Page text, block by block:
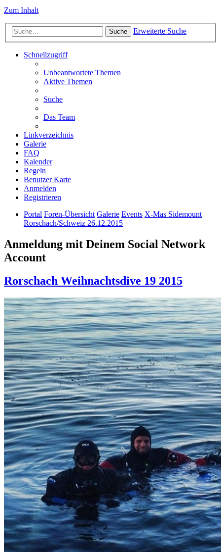
Zum Inhalt
Suche Erweiterte Suche
Schnellzugriff
Unbeantwortete Themen
Aktive Themen
Suche
Das Team
Linkverzeichnis
Galerie
FAQ
Kalender
Regeln
Benutzer Karte
Anmelden
Registrieren
Portal Foren-Übersicht Galerie Events X-Mas Sidemount
Rorschach/Schweiz 26.12.2015
Anmeldung mit Deinem Social Network
Account
Rorschach Weihnachtsdive 19 2015